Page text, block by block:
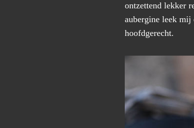
ontzettend lekker
aubergine leek mij
hoofdgerecht.